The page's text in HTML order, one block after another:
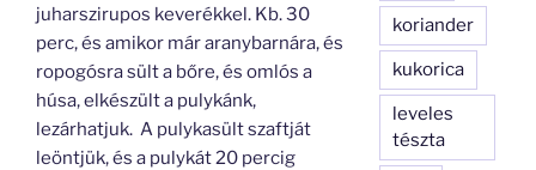
juharszirupos keverékkel. Kb. 30
perc, és amikor már aranybarnára, és
ropogósra sült a bőre, és omlós a
húsa, elkészült a pulykánk,
lezárhatjuk. A pulykasült szaftját
leöntjük, és a pulykát 20 percig
koriander
kukorica
leveles
tészta